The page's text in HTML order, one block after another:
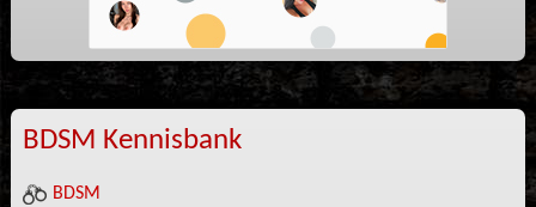
BDSM Kennisbank
BDSM